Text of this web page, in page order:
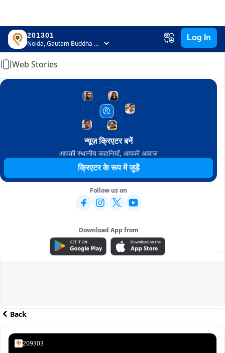
201301
Noida, Gautam Buddha Nagar, Uttar Pradesh
Log In
Home
Web Stories
न्यूज़ क्रिएटर बनें
आपकी स्थानीय कहानियाँ, आपकी आवाज़
क्रिएटर के रूप में जुड़ें
Follow us on
Download App from
ADVERTISEMENT
Back
209303